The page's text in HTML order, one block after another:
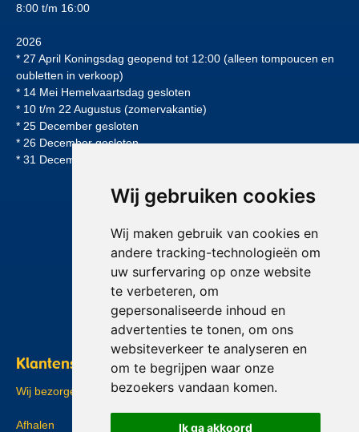
Wij gebruiken cookies
Wij maken gebruik van cookies en
andere tracking-technologieën om
uw surfervaring op onze website
te verbeteren, om
gepersonaliseerde inhoud en
advertenties te tonen, om ons
websiteverkeer te analyseren en
om te begrijpen waar onze
bezoekers vandaan komen.
Ik ga akkoord
8:00 t/m 16:00
2026
* 27 April Koningsdag geopend tot 12:00 (alleen tompoucen en
oubletten in verkoop)
* 14 Mei Hemelvaartsdag gesloten
* 10 t/m 22 Augustus (zomervakantie)
* 25 December gesloten
* 26 December gesloten
* 31 December geopend tot 12:00uur
Klantenservice
Wij bezorgen NIET meer
Afhalen